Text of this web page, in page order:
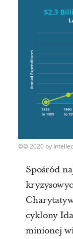
© 2020 by
Spośród
cyklony
minionej